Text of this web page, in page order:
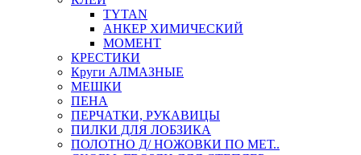
TYTAN
АНКЕР ХИМИЧЕСКИЙ
МОМЕНТ
КРЕСТИКИ
Круги АЛМАЗНЫЕ
МЕШКИ
ПЕНА
ПЕРЧАТКИ, РУКАВИЦЫ
ПИЛКИ ДЛЯ ЛОБЗИКА
ПОЛОТНО Д/ НОЖОВКИ ПО МЕТ..